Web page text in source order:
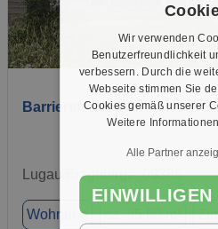
Barrierefreies Wohnen am
Lugau/Erzgebirge, 09385
Wohnung ca. 35,60 m²
Wir verwenden
Benutzerfreundlichkeit
verbessern. Durch die
Webseite stimmen Sie
Cookies gemäß unserer
Weitere
Alle Partner
EINWILLIGEN